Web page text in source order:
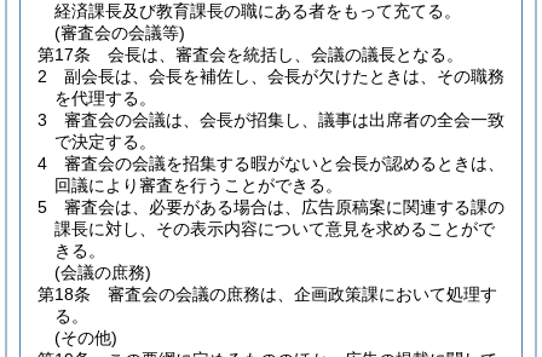
経済課長及び教育課長の職にある者をもって充てる。
(審査会の会議等)
第17条
会長は、審査会を統括し、会議の議長となる。
2
副会長は、会長を補佐し、会長が欠けたときは、その職務
を代理する。
3
審査会の会議は、会長が招集し、議事は出席者の全会一致
で決定する。
4
審査会の会議を招集する暇がないと会長が認めるときは、
回議により審査を行うことができる。
5
審査会は、必要がある場合は、広告原稿案に関連する課の
課長に対し、その表示内容について意見を求めることがで
きる。
(会議の庶務)
第18条
審査会の会議の庶務は、企画政策課において処理す
る。
(その他)